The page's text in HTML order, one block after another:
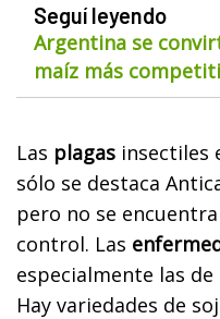
Seguí leyendo
Argentina se
maíz más
Las plagas insectiles
sólo se destaca
pero no se
control. Las
especialmente las
Hay variedades de